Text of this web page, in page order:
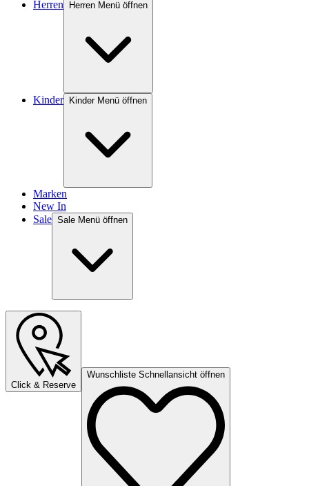
Herren Herren Menü öffnen
Kinder Kinder Menü öffnen
Marken
New In
Sale Sale Menü öffnen
Click & Reserve
Wunschliste Schnellansicht öffnen